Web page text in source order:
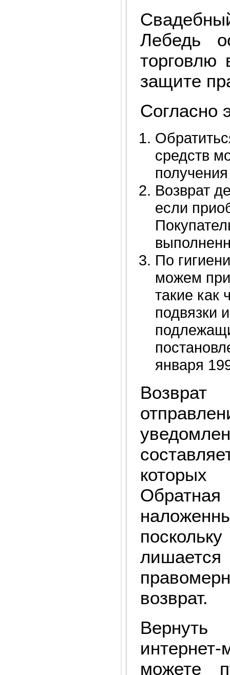
Лебедь
торговлю
защите
Согласно
средств
Возврат
если
По
можем
такие как
подвязки
января
возврат.
можете